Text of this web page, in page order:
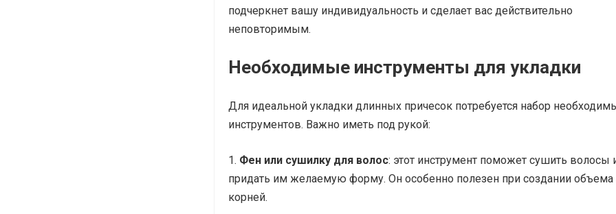
подчеркнет вашу индивидуальность и сделает вас действительно
неповторимым.
Необходимые инструменты для укладки
Для идеальной укладки длинных причесок потребуется набор
инструментов. Важно иметь под рукой:
Фен или сушилку для волос: этот инструмент поможет сушить волосы
придать им желаемую форму. Он особенно полезен при создании объема
корней.